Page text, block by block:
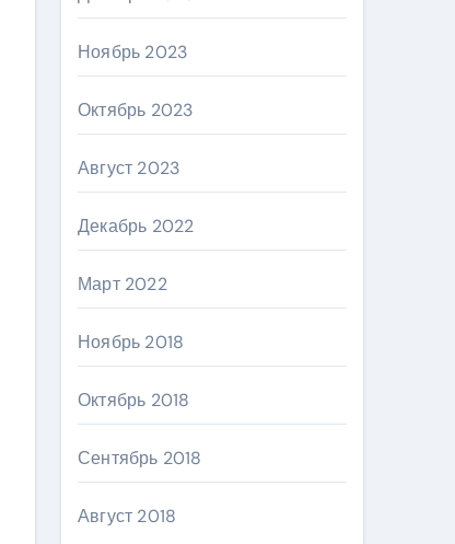
Ноябрь 2023
Октябрь 2023
Август 2023
Декабрь 2022
Март 2022
Ноябрь 2018
Октябрь 2018
Сентябрь 2018
Август 2018